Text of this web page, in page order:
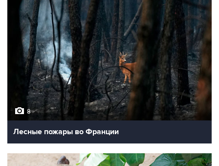
8
Лесные пожары во Франции